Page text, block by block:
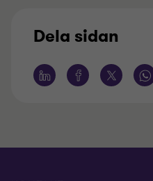
Dela sidan